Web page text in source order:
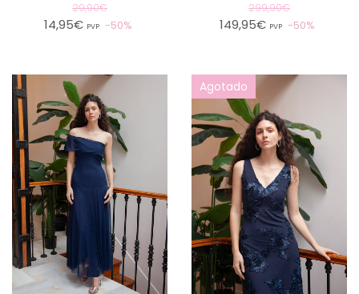
29,90€
14,95€ PVP 50%
299,90€
149,95€ PVP 50%
Agotado